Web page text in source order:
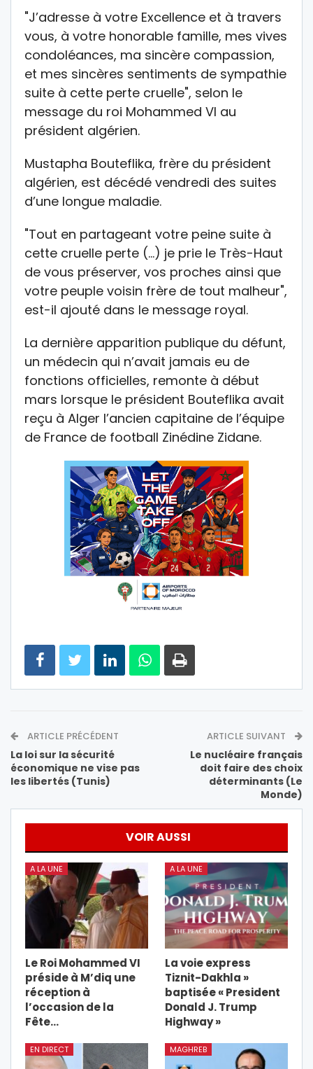
"J’adresse à votre Excellence et à travers
vous, à votre honorable famille, mes vives
condoléances, ma sincère compassion,
et mes sincères sentiments de sympathie
suite à cette perte cruelle", selon le
message du roi Mohammed VI au
président algérien.
Mustapha Bouteflika, frère du président
algérien, est décédé vendredi des suites
d’une longue maladie.
"Tout en partageant votre peine suite à
cette cruelle perte (…) je prie le Très-Haut
de vous préserver, vos proches ainsi que
votre peuple voisin frère de tout malheur",
est-il ajouté dans le message royal.
La dernière apparition publique du défunt,
un médecin qui n’avait jamais eu de
fonctions officielles, remonte à début
mars lorsque le président Bouteflika avait
reçu à Alger l’ancien capitaine de l’équipe
de France de football Zinédine Zidane.
ARTICLE PRÉCÉDENT
La loi sur la sécurité
économique ne vise pas
les libertés (Tunis)
ARTICLE SUIVANT
Le nucléaire français
doit faire des choix
déterminants (Le
Monde)
VOIR AUSSI
A LA UNE
Le Roi Mohammed VI
préside à M’diq une
réception à
l’occasion de la
Fête…
A LA UNE
La voie express
Tiznit-Dakhla »
baptisée « President
Donald J. Trump
Highway »
EN DIRECT MAGHREB